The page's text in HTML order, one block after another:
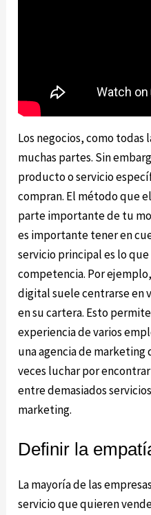
Los negocios, como todas
muchas partes. Sin
producto o servicio
compran. El método que
parte importante de tu
es importante tener en
servicio principal es lo
competencia. Por
digital suele centrarse en
en su cartera. Esto
experiencia de varios
una agencia de
veces luchar por
entre demasiados
marketing.
Definir la
La mayoría de las
servicio que quieren